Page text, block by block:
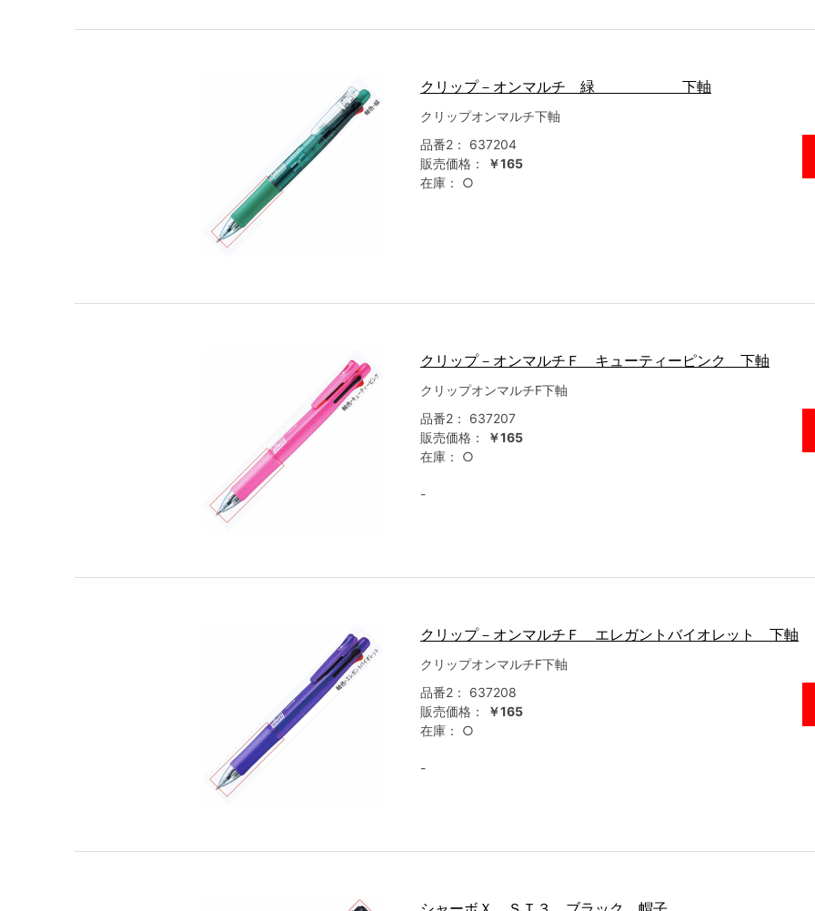
クリップ－オンマルチ 緑 下軸
クリップオンマルチ下軸
品番2：
637204
販売価格：
￥165
在庫：
○
クリップ－オンマルチＦ キューティーピンク 下軸
クリップオンマルチF下軸
品番2：
637207
販売価格：
￥165
在庫：
○
-
クリップ－オンマルチＦ エレガントバイオレット 下軸
クリップオンマルチF下軸
品番2：
637208
販売価格：
￥165
在庫：
○
-